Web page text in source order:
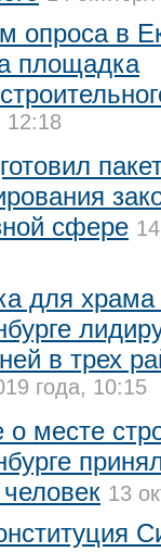
опроса в
площадка
12:18
сфере
для храма
в трех
года, 10:15
о месте
13